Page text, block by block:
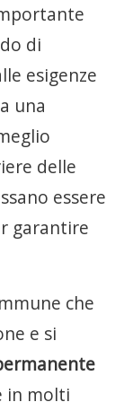
di
esigenze
una
delle
essere
garantire
che
e si
in molti